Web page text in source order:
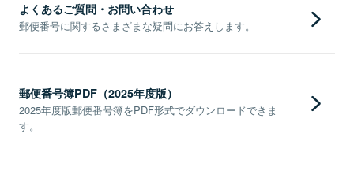
よくあるご質問・お問い合わせ
郵便番号に関するさまざまな疑問にお答えします。
郵便番号簿PDF（2025年度版）
2025年度版郵便番号簿をPDF形式でダウンロードできま
す。